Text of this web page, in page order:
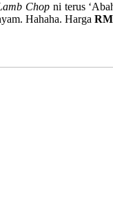
Chop ni terus
Hahaha. Harga